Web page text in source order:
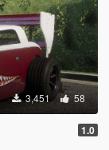
3,451 58
1.0